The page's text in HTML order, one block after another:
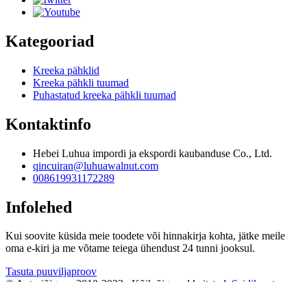
Kategooriad
Kreeka pähklid
Kreeka pähkli tuumad
Puhastatud kreeka pähkli tuumad
Kontaktinfo
Hebei Luhua impordi ja ekspordi kaubanduse Co., Ltd.
qincuiran@luhuawalnut.com
008619931172289
Infolehed
Kui soovite küsida meie toodete või hinnakirja kohta, jätke meile
oma e-kiri ja me võtame teiega ühendust 24 tunni jooksul.
Tasuta puuviljaproov